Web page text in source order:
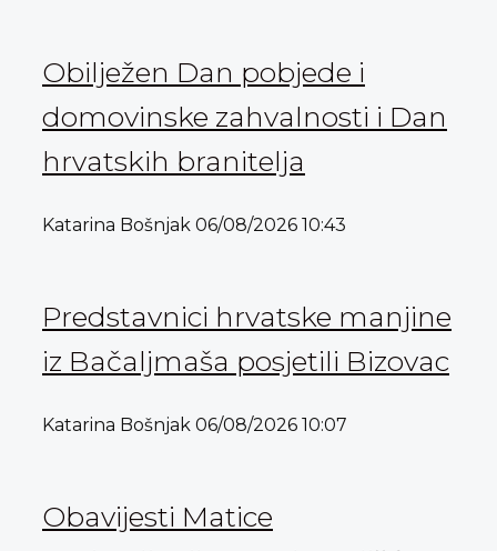
Obilježen Dan pobjede i
domovinske zahvalnosti i Dan
hrvatskih branitelja
Katarina Bošnjak 06/08/2026 10:43
Predstavnici hrvatske manjine
iz Bačaljmaša posjetili Bizovac
Katarina Bošnjak 06/08/2026 10:07
Obavijesti Matice